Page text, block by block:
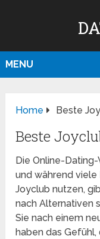
MENU
Home Beste
Beste
Die Online-
und während
Joyclub nutzen,
nach Alternativen
Sie nach einem
haben das